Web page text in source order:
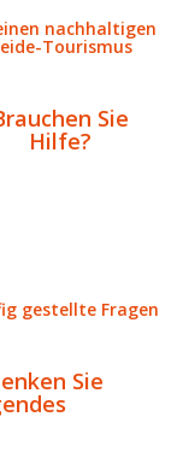
nachhaltigen
Tourismus
Sie
Hilfe?
gestellte Fragen
Sie